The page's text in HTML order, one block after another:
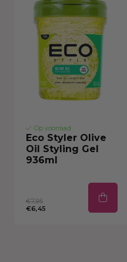
Op voorraad
Eco Styler Olive
Oil Styling Gel
936ml
€7,95
€6,45